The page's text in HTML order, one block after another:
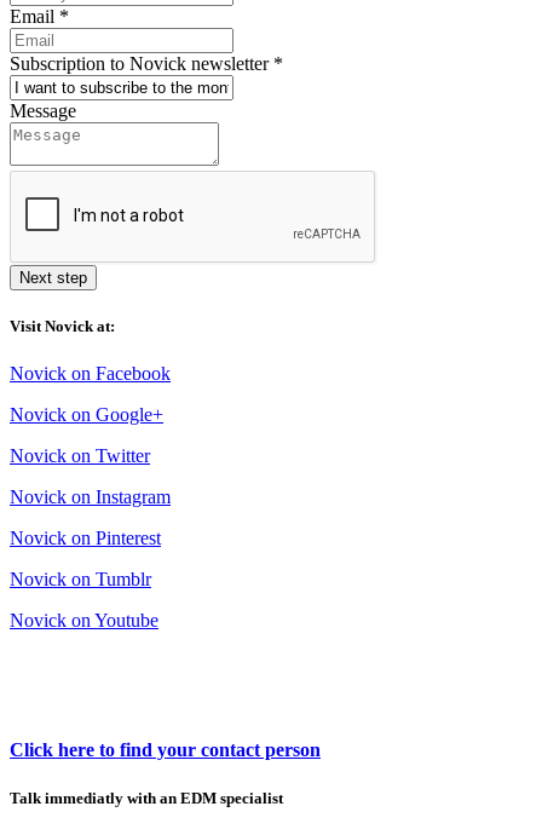
Email *
Subscription to Novick newsletter *
Message
Next step
Visit Novick at:
Novick on Facebook
Novick on Google+
Novick on Twitter
Novick on Instagram
Novick on Pinterest
Novick on Tumblr
Novick on Youtube
Click here to find your contact person
Talk immediatly with an EDM specialist